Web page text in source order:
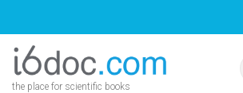
the place for scientific books